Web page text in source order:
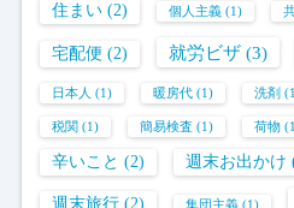
住まい (2) 個人主義 (1)
宅配便 (2) 就労ビザ (3)
日本人 (1) 暖房代 (1) 洗剤
税関 (1) 簡易検査 (1) 荷物
辛いこと (2) 週末お出かけ
週末旅行 (2) 集団主義 (1)